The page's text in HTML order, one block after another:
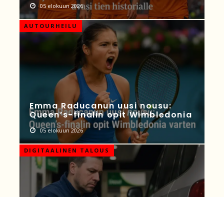
05 elokuun 2026
AUTOURHEILU
Emma Raducanun uusi nousu:
Queen’s-finalin opit Wimbledonia
05 elokuun 2026
DIGITAALINEN TALOUS